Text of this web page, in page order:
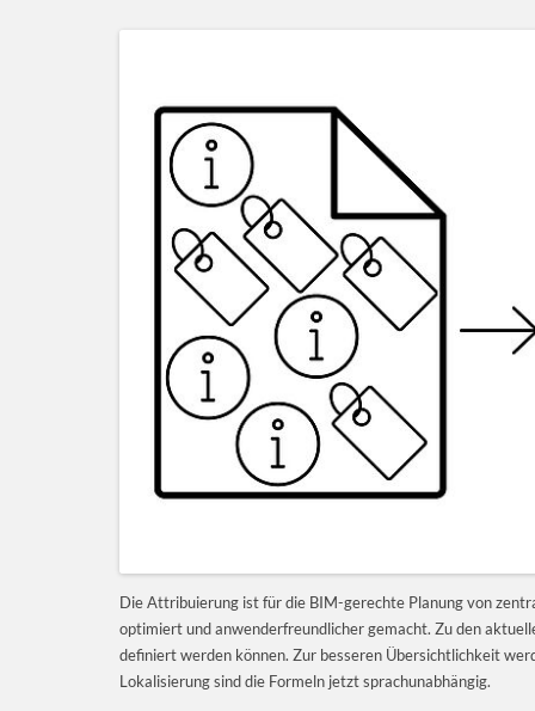
Die Attribuierung ist für die BIM-gerechte Planung von
optimiert und anwenderfreundlicher gemacht. Zu den
definiert werden können. Zur besseren Übersichtlichkeit
Lokalisierung sind die Formeln jetzt sprachunabhängig.